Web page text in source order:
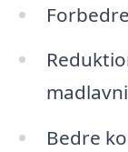
Bedre